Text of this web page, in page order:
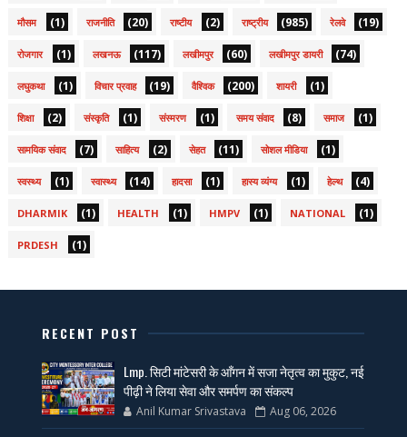
मौसम (1) राजनीति (20) राष्टीय (2) राष्ट्रीय (985) रेलवे (19)
रोजगार (1) लखनऊ (117) लखीमपुर (60) लखीमपुर डायरी (74)
लघुकथा (1) विचार प्रवाह (19) वैश्विक (200) शायरी (1)
शिक्षा (2) संस्कृति (1) संस्मरण (1) समय संवाद (8) समाज (1)
सामयिक संवाद (7) साहित्य (2) सेहत (11) सोशल मीडिया (1)
स्वस्थ्य (1) स्वास्थ्य (14) हादसा (1) हास्य व्यंग्य (1) हेल्थ (4)
DHARMIK (1) HEALTH (1) HMPV (1) NATIONAL (1)
PRDESH (1)
RECENT POST
Lmp. सिटी मांटेसरी के आँगन में सजा नेतृत्व का मुकुट, नई
पीढ़ी ने लिया सेवा और समर्पण का संकल्प
Anil Kumar Srivastava Aug 06, 2026